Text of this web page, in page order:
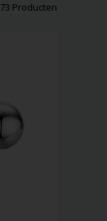
73 Producten